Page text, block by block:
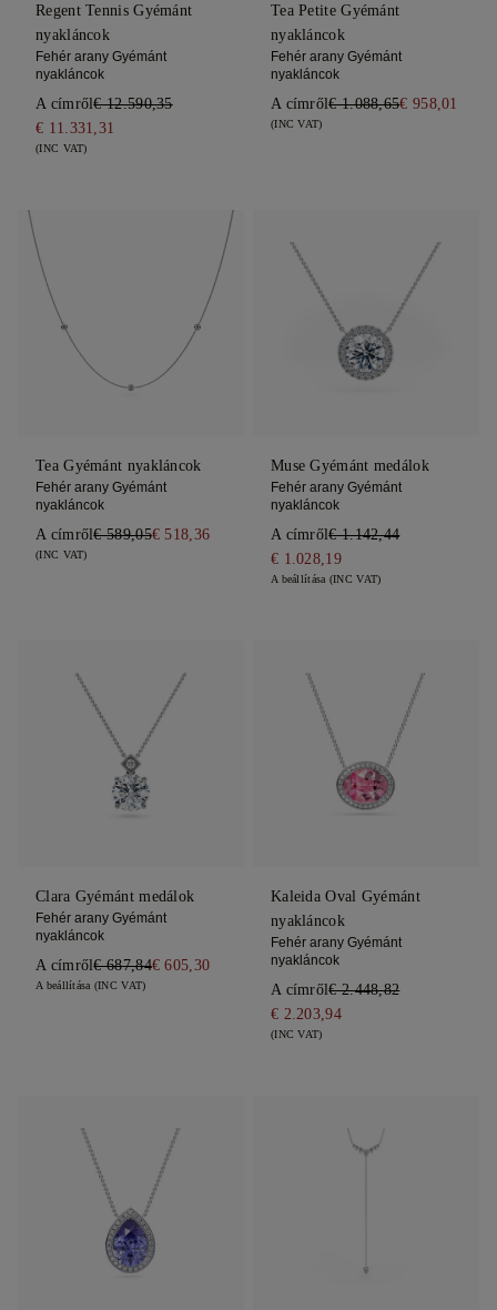
Regent Tennis Gyémánt
nyakláncok
Fehér arany Gyémánt
nyakláncok
A címről€ 12.590,35
€ 11.331,31
(INC VAT)
Tea Petite Gyémánt
nyakláncok
Fehér arany Gyémánt
nyakláncok
A címről€ 1.088,65€ 958,01
(INC VAT)
Tea Gyémánt nyakláncok
Fehér arany Gyémánt
nyakláncok
A címről€ 589,05€ 518,36
(INC VAT)
Muse Gyémánt medálok
Fehér arany Gyémánt
nyakláncok
A címről€ 1.142,44
€ 1.028,19
A beállítása (INC VAT)
Clara Gyémánt medálok
Fehér arany Gyémánt
nyakláncok
A címről€ 687,84€ 605,30
A beállítása (INC VAT)
Kaleida Oval Gyémánt
nyakláncok
Fehér arany Gyémánt
nyakláncok
A címről€ 2.448,82
€ 2.203,94
(INC VAT)